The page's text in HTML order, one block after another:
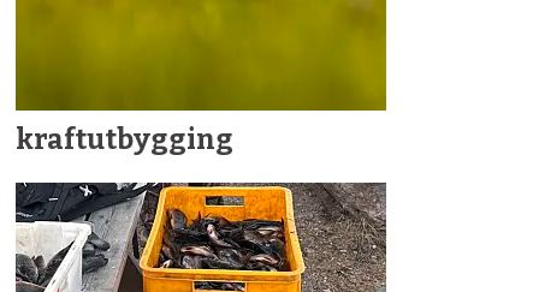
kraftutbygging